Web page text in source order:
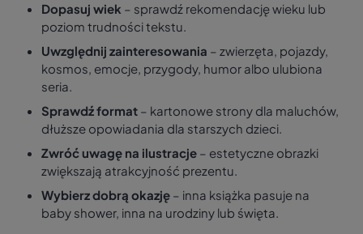
Dopasuj wiek – sprawdź rekomendację wieku lub
poziom trudności tekstu.
Uwzględnij zainteresowania – zwierzęta, pojazdy,
kosmos, emocje, przygody, humor albo ulubiona
seria.
Sprawdź format – kartonowe strony dla maluchów,
dłuższe opowiadania dla starszych dzieci.
Zwróć uwagę na ilustracje – estetyczne obrazki
zwiększają atrakcyjność prezentu.
Wybierz dobrą okazję – inna książka pasuje na
baby shower, inna na urodziny lub święta.